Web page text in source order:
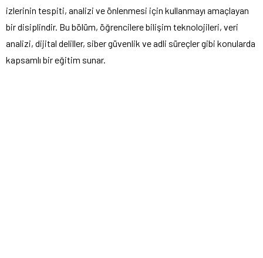
izlerinin tespiti, analizi ve önlenmesi için kullanmayı amaçlayan
bir disiplindir. Bu bölüm, öğrencilere bilişim teknolojileri, veri
analizi, dijital deliller, siber güvenlik ve adli süreçler gibi konularda
kapsamlı bir eğitim sunar.